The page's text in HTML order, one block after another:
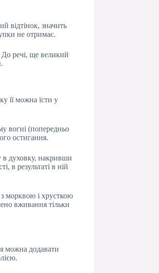
відтінок, значить
не отримає.
До речі, ще великий
її можна їсти у
вогні (попередньо
остигання.
в духовку, накривши
в результаті в ній
морквою і хрусткою
вживання тільки
можна додавати